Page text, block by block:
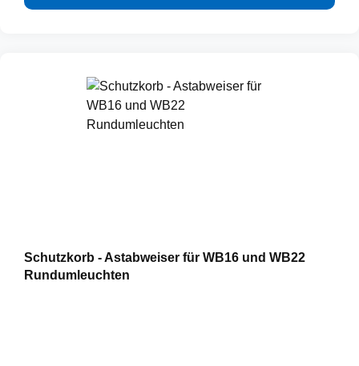
Schutzkorb - Astabweiser für WB16 und WB22
Rundumleuchten